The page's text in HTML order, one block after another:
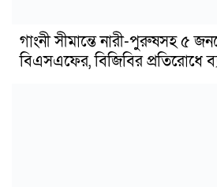
গাংনী সীমান্তে নারী-পুরুষসহ ৫
বিএসএফের, বিজিবির প্রতিরোধে